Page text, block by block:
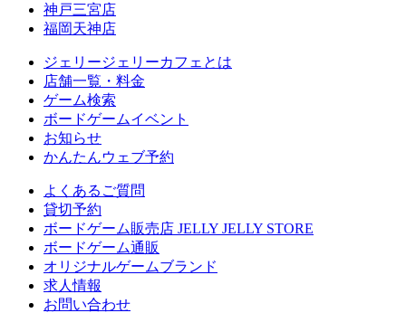
神戸三宮店
福岡天神店
ジェリージェリーカフェとは
店舗一覧・料金
ゲーム検索
ボードゲームイベント
お知らせ
かんたんウェブ予約
よくあるご質問
貸切予約
ボードゲーム販売店 JELLY JELLY STORE
ボードゲーム通販
オリジナルゲームブランド
求人情報
お問い合わせ